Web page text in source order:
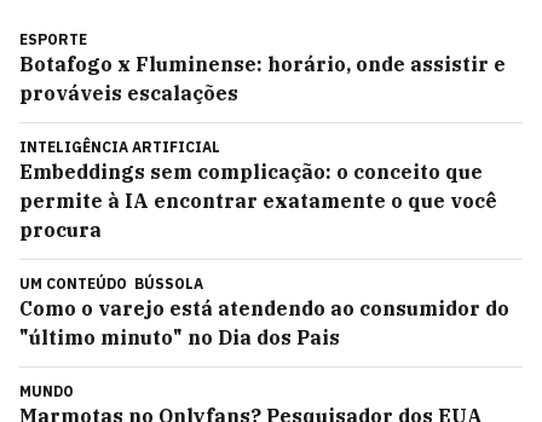
ESPORTE
Botafogo x Fluminense: horário, onde assistir e
prováveis escalações
INTELIGÊNCIA ARTIFICIAL
Embeddings sem complicação: o conceito que
permite à IA encontrar exatamente o que você
procura
UM CONTEÚDO BÚSSOLA
Como o varejo está atendendo ao consumidor do
"último minuto" no Dia dos Pais
MUNDO
Marmotas no Onlyfans? Pesquisador dos EUA